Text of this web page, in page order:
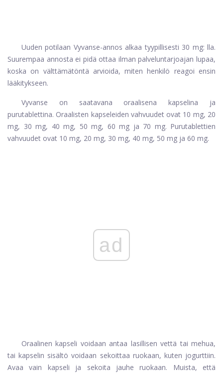
Uuden potilaan Vyvanse-annos alkaa tyypillisesti 30 mg: lla.
Suurempaa annosta ei pidä ottaa ilman palveluntarjoajan lupaa,
koska on välttämätöntä arvioida, miten henkilö reagoi ensin
lääkitykseen.
Vyvanse on saatavana oraalisena kapselina ja
purutablettina. Oraalisten kapseleiden vahvuudet ovat 10 mg, 20
mg, 30 mg, 40 mg, 50 mg, 60 mg ja 70 mg. Purutablettien
vahvuudet ovat 10 mg, 20 mg, 30 mg, 40 mg, 50 mg ja 60 mg.
ad
Oraalinen kapseli voidaan antaa lasillisen vettä tai mehua,
tai kapselin sisältö voidaan sekoittaa ruokaan, kuten jogurttiin.
Avaa vain kapseli ja sekoita jauhe ruokaan. Muista, että